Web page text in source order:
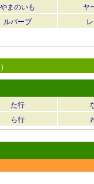
やまのいも
ヤ
ルバーブ
た行
ら行